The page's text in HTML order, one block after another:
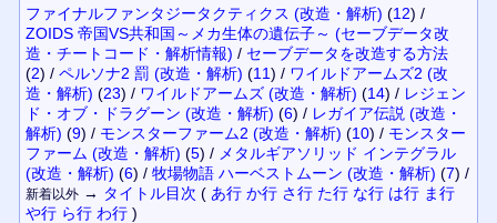
ファイナルファンタジータクティクス (改造・解析) (12) /
ZOIDS 帝国VS共和国～メカ生体の遺伝子～ (セーブデータ改
造・チートコード・解析情報) / セーブデータを改造する方法
(2) / ペルソナ2 罰 (改造・解析) (11) / ワイルドアームズ2 (改
造・解析) (23) / ワイルドアームズ (改造・解析) (14) / レジェン
ド・オブ・ドラグーン (改造・解析) (6) / レガイア伝説 (改造・
解析) (9) / モンスターファーム2 (改造・解析) (10) / モンスター
ファーム (改造・解析) (5) / メタルギアソリッド インテグラル
(改造・解析) (6) / 牧場物語 ハーベストムーン (改造・解析) (7) /
新着以外 → タイトル目次 ( あ行 か行 さ行 た行 な行 は行 ま行
や行 ら行 わ行 )